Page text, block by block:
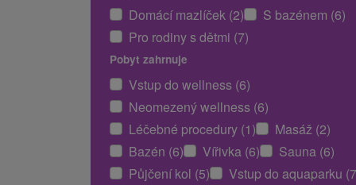
Domácí mazlíček (2)
S bazénem (6)
Pro rodiny s dětmi (7)
Pobyt zahrnuje
Vstup do wellness (6)
Neomezený wellness (6)
Léčebné procedury (1)
Masáž (2)
Bazén (6)
Vířivka (6)
Sauna (6)
Půjčení kol (5)
Vstup do aquaparku